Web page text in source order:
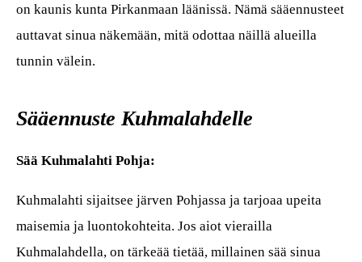
on kaunis kunta Pirkanmaan läänissä. Nämä sääennusteet
auttavat sinua näkemään, mitä odottaa näillä alueilla
tunnin välein.
Sääennuste Kuhmalahdelle
Sää Kuhmalahti Pohja:
Kuhmalahti sijaitsee järven Pohjassa ja tarjoaa upeita
maisemia ja luontokohteita. Jos aiot vierailla
Kuhmalahdella, on tärkeää tietää, millainen sää sinua